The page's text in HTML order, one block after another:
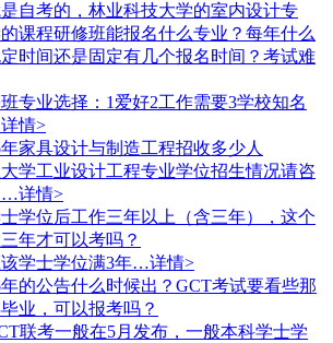
自考的，林业科技大学的室内设计专
课程研修班能报名什么专业？每年什么
时间还是固定有几个报名时间？考试难
专业选择：1爱好2工作需要3学校知名
详情>
家具设计与制造工程招收多少人
学工业设计工程专业学位招生情况请咨
…详情>
学位后工作三年以上（含三年），这个
年才可以考吗？
学士学位满3年…详情>
的公告什么时候出？GCT考试要看些那
业，可以报考吗？
联考一般在5月发布，一般本科学士学